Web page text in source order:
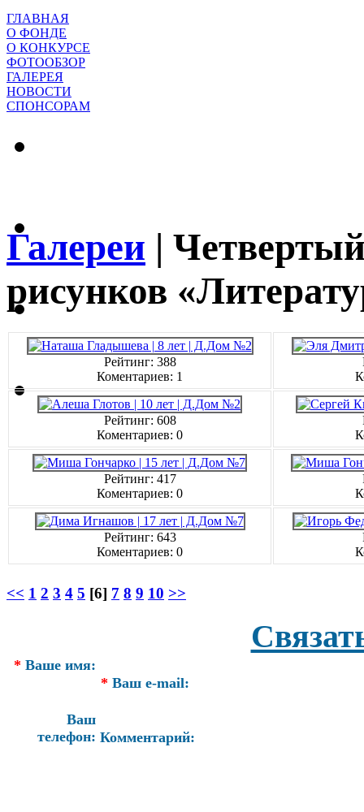
ГЛАВНАЯ
О ФОНДЕ
О КОНКУРСЕ
ФОТООБЗОР
ГАЛЕРЕЯ
НОВОСТИ
СПОНСОРАМ
Галереи |
рисунков
Рейтинг: 388
Коментариев: 1
Рейтинг: 608
Коментариев: 0
Рейтинг: 417
Коментариев: 0
Рейтинг: 643
Коментариев: 0
<< 1 2 3 4 5 [6] 7 8 9 10 >>
* Ваше имя:
* Ваш e-mail:
Ваш
телефон: Комментарий: